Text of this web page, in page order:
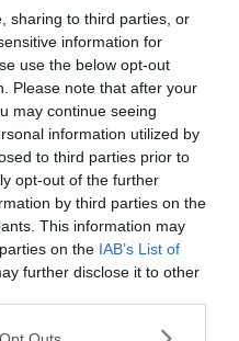
sharing to third parties, or
information for
use the below opt-out
Please note that after your
may continue seeing
information utilized by
to third parties prior to
opt-out of the further
by third parties on the
This information may
on the IAB’s List of
further disclose it to other
Gard ?
canoë et musée,
complète ?
à faire dans le Gard
du Pont du Gard
de la visite
15 € pour un adulte et 13 €